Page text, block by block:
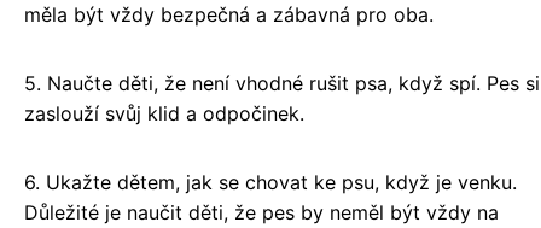
měla být vždy bezpečná a zábavná pro oba.
5. Naučte děti, že není vhodné rušit psa, když spí. Pes si
zaslouží svůj klid a odpočinek.
6. Ukažte dětem, jak se chovat ke psu, když je venku.
Důležité je naučit děti, že pes by neměl být vždy na